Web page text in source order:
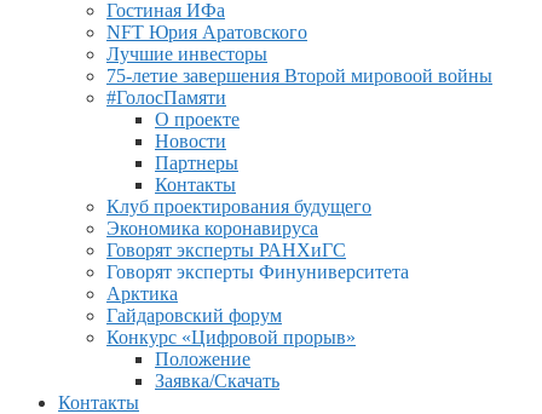
Гостиная ИФа
NFT Юрия Аратовского
Лучшие инвесторы
75-летие завершения Второй мировоой войны
#ГолосПамяти
О проекте
Новости
Партнеры
Контакты
Клуб проектирования будущего
Экономика коронавируса
Говорят эксперты РАНХиГС
Говорят эксперты Финуниверситета
Арктика
Гайдаровский форум
Конкурс «Цифровой прорыв»
Положение
Заявка/Скачать
Контакты